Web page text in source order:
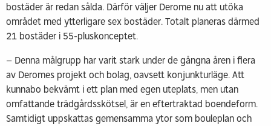
bostäder är redan sålda. Därför väljer Derome nu att utöka
området med ytterligare sex bostäder. Totalt planeras därmed
21 bostäder i 55-pluskonceptet.
– Denna målgrupp har varit stark under de gångna åren i flera
av Deromes projekt och bolag, oavsett konjunkturläge. Att
kunnabo bekvämt i ett plan med egen uteplats, men utan
omfattande trädgårdsskötsel, är en eftertraktad boendeform.
Samtidigt uppskattas gemensamma ytor som bouleplan och